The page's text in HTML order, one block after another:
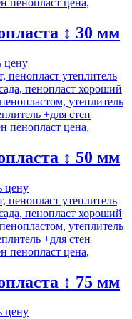
↕ 30 мм
цену
↕ 50 мм
цену
↕ 75 мм
цену